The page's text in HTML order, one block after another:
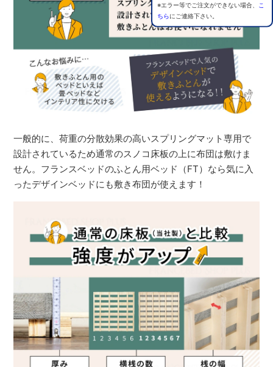
※エラー等でご注文ができない場合、
こ
ちらにご連絡下さい。
一般的に、荷重の分散効果の高いスプリングマット専用で
設計されているため通常のスノコ床板の上に布団は敷けま
せん。フランスベッドのふとん用ベッド（FT）なら気に入
ったデザインベッドにも敷き布団が使えます！